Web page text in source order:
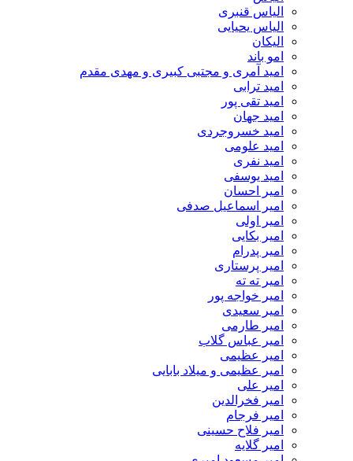
الیاس قنبرى
الیاس یحیایی
الیکان
امو باند
امید آمری و مجتبی کبیری و مهدى مقدم
امید ترابی
امید تقی پور
امید جهان
امید خسروجردی
امید علومی
امید نفری
امید یوسفی
امیر احسان
امیر اسماعیل صدفی
امیر اولی
امیر بکایی
امیر پدرام
امیر پرستاری
امیر ته ته
امیر خواجه پور
امیر سعیدی
امیر طارمی
امیر عباس گلاب
امیر عظیمی
امیر عظیمی و میلاد بابایی
امیر علی
امیر فخرالدین
امیر فرجام
امیر فلاح حسینی
امیر گلایه